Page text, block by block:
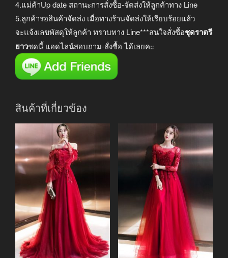
4.แม่ค้าUp date สถานะการสั่งซื้อ-จัดส่งให้ลูกค้าทาง Line
5.ลูกค้ารอสินค้าจัดส่ง เมื่อทางร้านจัดส่งให้เรียบร้อยแล้ว
จะแจ้งเลขพัสดุให้ลูกค้า ทราบทาง Line***สนใจสั่งซื้อชุดราตรี
ยาวชุดนี้ แอดไลน์สอบถาม-สั่งซื้อ ได้เลยคะ
สินค้าที่เกี่ยวข้อง